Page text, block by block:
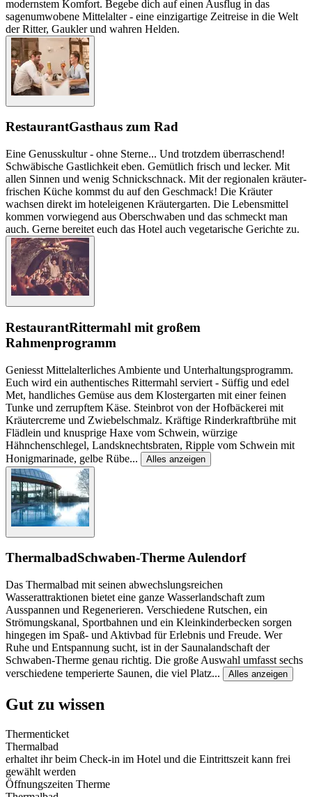
modernstem Komfort. Begebe dich auf einen Ausflug in das
sagenumwobene Mittelalter - eine einzigartige Zeitreise in die Welt
der Ritter, Gaukler und wahren Helden.
RestaurantGasthaus zum Rad
Eine Genusskultur - ohne Sterne... Und trotzdem überraschend!
Schwäbische Gastlichkeit eben. Gemütlich frisch und lecker. Mit
allen Sinnen und wenig Schnickschnack. Mit der regionalen kräuter-
frischen Küche kommst du auf den Geschmack! Die Kräuter
wachsen direkt im hoteleigenen Kräutergarten. Die Lebensmittel
kommen vorwiegend aus Oberschwaben und das schmeckt man
auch. Gerne bereitet euch das Hotel auch vegetarische Gerichte zu.
RestaurantRittermahl mit großem
Rahmenprogramm
Geniesst Mittelalterliches Ambiente und Unterhaltungsprogramm.
Euch wird ein authentisches Rittermahl serviert - Süffig und edel
Met, handliches Gemüse aus dem Klostergarten mit einer feinen
Tunke und zerrupftem Käse. Steinbrot von der Hofbäckerei mit
Kräutercreme und Zwiebelschmalz. Kräftige Rinderkraftbrühe mit
Flädlein und knusprige Haxe vom Schwein, würzige
Hähnchenschlegel, Landsknechtsbraten, Ripple vom Schwein mit
Honigmarinade, gelbe Rübe... Alles anzeigen
ThermalbadSchwaben-Therme Aulendorf
Das Thermalbad mit seinen abwechslungsreichen
Wasserattraktionen bietet eine ganze Wasserlandschaft zum
Ausspannen und Regenerieren. Verschiedene Rutschen, ein
Strömungskanal, Sportbahnen und ein Kleinkinderbecken sorgen
hingegen im Spaß- und Aktivbad für Erlebnis und Freude. Wer
Ruhe und Entspannung sucht, ist in der Saunalandschaft der
Schwaben-Therme genau richtig. Die große Auswahl umfasst sechs
verschiedene temperierte Saunen, die viel Platz... Alles anzeigen
Gut zu wissen
Thermenticket
Thermalbad
erhaltet ihr beim Check-in im Hotel und die Eintrittszeit kann frei
gewählt werden
Öffnungszeiten Therme